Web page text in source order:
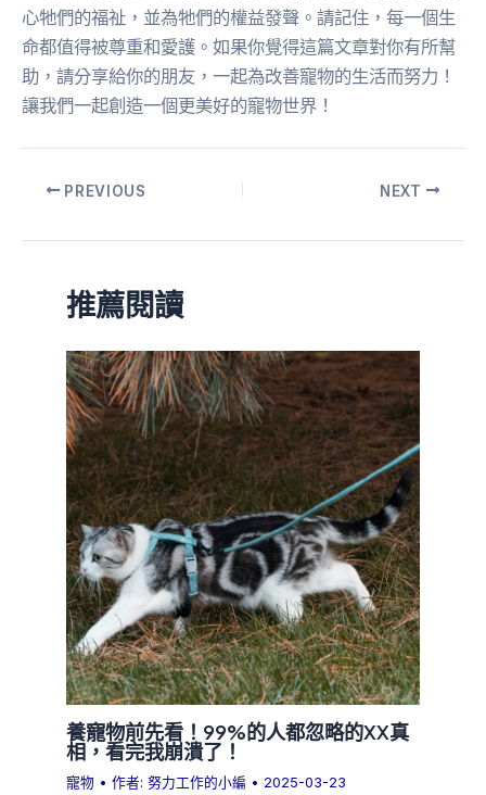
心牠們的福祉，並為牠們的權益發聲。請記住，每一個生
命都值得被尊重和愛護。如果你覺得這篇文章對你有所幫
助，請分享給你的朋友，一起為改善寵物的生活而努力！
讓我們一起創造一個更美好的寵物世界！
PREVIOUS NEXT
推薦閱讀
養寵物前先看！99%的人都忽略的XX真
相，看完我崩潰了！
寵物 • 作者:努力工作的小編 • 2025-03-23